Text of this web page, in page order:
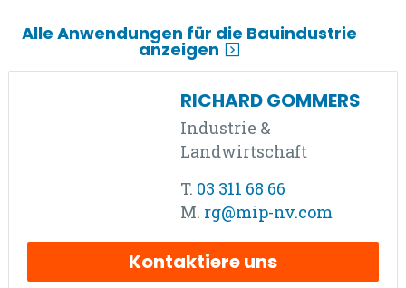
Alle Anwendungen für die Bauindustrie
anzeigen
RICHARD GOMMERS
Industrie &
Landwirtschaft
T. 03 311 68 66
M. rg@mip-nv.com
Kontaktiere uns